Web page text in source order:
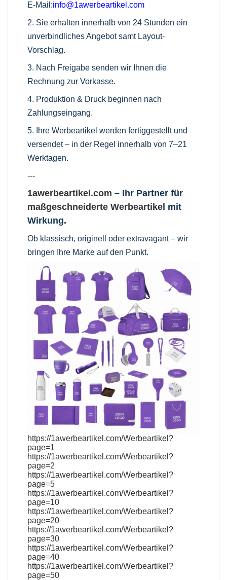
E-Mail:info@1awerbeartikel.com
2. Sie erhalten innerhalb von 24 Stunden ein
unverbindliches Angebot samt Layout-
Vorschlag.
3. Nach Freigabe senden wir Ihnen die
Rechnung zur Vorkasse.
4. Produktion & Druck beginnen nach
Zahlungseingang.
5. Ihre Werbeartikel werden fertiggestellt und
versendet – in der Regel innerhalb von 7–21
Werktagen.
---
1awerbeartikel.com – Ihr Partner für
maßgeschneiderte Werbeartikel mit
Wirkung.
Ob klassisch, originell oder extravagant – wir
bringen Ihre Marke auf den Punkt.
https://1awerbeartikel.com/Werbeartikel?
page=1
https://1awerbeartikel.com/Werbeartikel?
page=2
https://1awerbeartikel.com/Werbeartikel?
page=5
https://1awerbeartikel.com/Werbeartikel?
page=10
https://1awerbeartikel.com/Werbeartikel?
page=20
https://1awerbeartikel.com/Werbeartikel?
page=30
https://1awerbeartikel.com/Werbeartikel?
page=40
https://1awerbeartikel.com/Werbeartikel?
page=50